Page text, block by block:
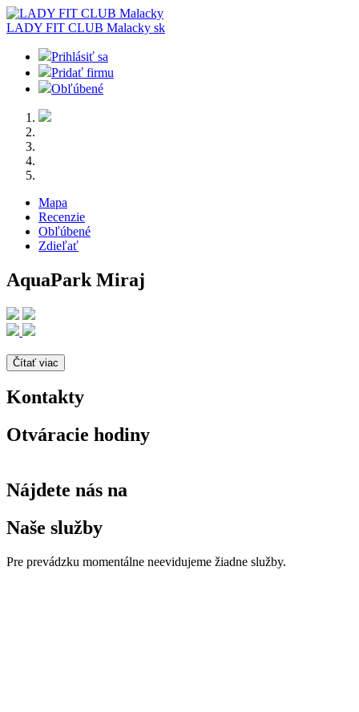
LADY FIT CLUB Malacky sk
Prihlásiť sa
Pridať firmu
Obľúbené
Mapa
Recenzie
Obľúbené
Zdieľať
AquaPark Miraj
Čítať viac
Kontakty
Otváracie hodiny
Nájdete nás na
Naše služby
Pre prevádzku momentálne neevidujeme žiadne služby.